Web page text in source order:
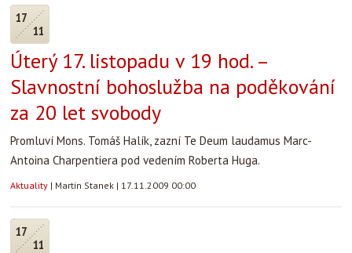
17
11
Úterý 17. listopadu v 19 hod. –
Slavnostní bohoslužba na poděkování
za 20 let svobody
Promluví Mons. Tomáš Halík, zazní Te Deum laudamus Marc-
Antoina Charpentiera pod vedením Roberta Huga.
Aktuality | Martin Stanek | 17.11.2009 00:00
17
11